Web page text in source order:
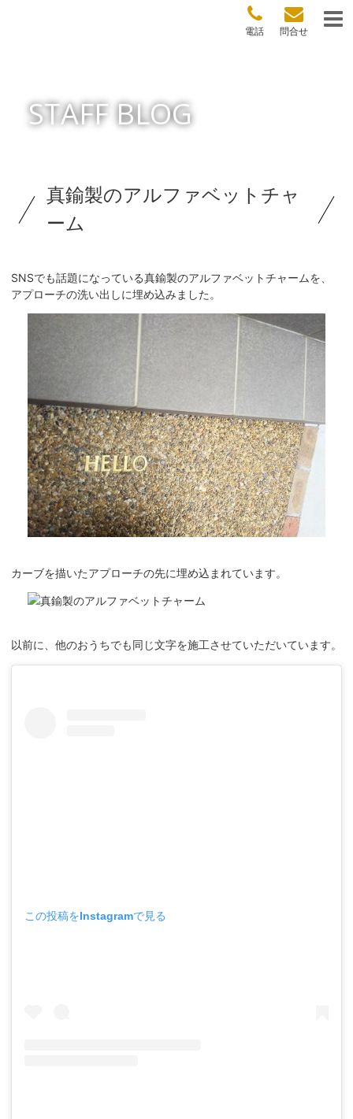
問合せ
電話
STAFF BLOG
真鍮製のアルファベットチャ
ーム
SNSでも話題になっている真鍮製のアルファベットチャームを、
アプローチの洗い出しに埋め込みました。
カーブを描いたアプローチの先に埋め込まれています。
以前に、他のおうちでも同じ文字を施工させていただいています。
この投稿をInstagramで見る